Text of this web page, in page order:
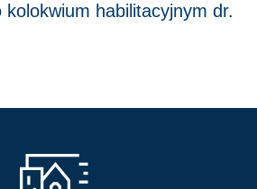
kolokwium habilitacyjnym dr.